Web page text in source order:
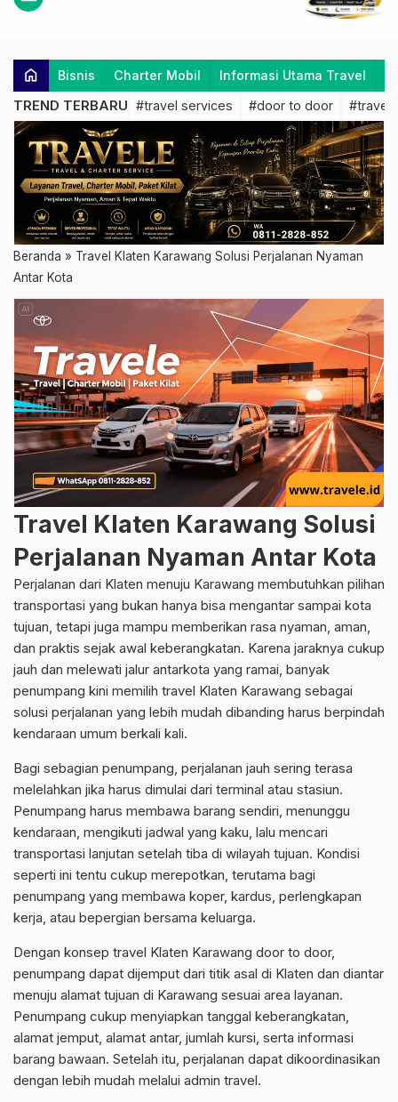
home Bisnis Charter Mobil Informasi Utama Travel
TREND TERBARU #travel services #door to door #travel
Beranda » Travel Klaten Karawang Solusi Perjalanan Nyaman
Antar Kota
Travel Klaten Karawang Solusi
Perjalanan Nyaman Antar Kota
Perjalanan dari Klaten menuju Karawang membutuhkan pilihan
transportasi yang bukan hanya bisa mengantar sampai kota
tujuan, tetapi juga mampu memberikan rasa nyaman, aman,
dan praktis sejak awal keberangkatan. Karena jaraknya cukup
jauh dan melewati jalur antarkota yang ramai, banyak
penumpang kini memilih travel Klaten Karawang sebagai
solusi perjalanan yang lebih mudah dibanding harus berpindah
kendaraan umum berkali kali.
Bagi sebagian penumpang, perjalanan jauh sering terasa
melelahkan jika harus dimulai dari terminal atau stasiun.
Penumpang harus membawa barang sendiri, menunggu
kendaraan, mengikuti jadwal yang kaku, lalu mencari
transportasi lanjutan setelah tiba di wilayah tujuan. Kondisi
seperti ini tentu cukup merepotkan, terutama bagi
penumpang yang membawa koper, kardus, perlengkapan
kerja, atau bepergian bersama keluarga.
Dengan konsep travel Klaten Karawang door to door,
penumpang dapat dijemput dari titik asal di Klaten dan diantar
menuju alamat tujuan di Karawang sesuai area layanan.
Penumpang cukup menyiapkan tanggal keberangkatan,
alamat jemput, alamat antar, jumlah kursi, serta informasi
barang bawaan. Setelah itu, perjalanan dapat dikoordinasikan
dengan lebih mudah melalui admin travel.